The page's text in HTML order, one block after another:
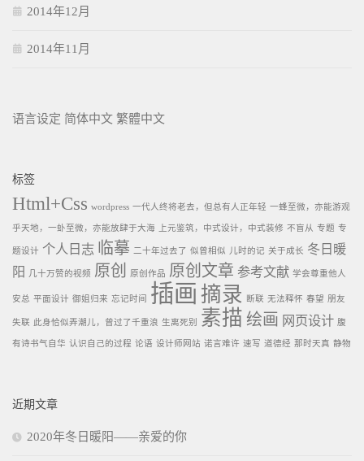
2014年12月
2014年11月
语言设定 简体中文 繁體中文
标签
Html+Css wordpress 一代人终将老去，但总有人正年轻 一蜂至微，亦能游观
乎天地，一虲至微，亦能放肆于大海 上元鉴筑，中式设计，中式装修 不盲从 专题 专
题设计 个人日志 临摹 二十年过去了 似曾相似 儿时的记 关于成长 冬日暖
阳
几十万赞的视频 原创 原创作品 原创文章 参考文献 学会尊重他人
安总 平面设计 御姐归来 忘记时间 插画 摘录 断联 无法释怀 春望 朋友
失联 此身恰似弄潮儿，曾过了千重浪 生离死别 素描 绘画 网页设计 腹
有诗书气自华 认识自己的过程 论语 设计师网站 诺言难许 速写 道德经 那时天真 静物
近期文章
2020年冬日暖阳——亲爱的你